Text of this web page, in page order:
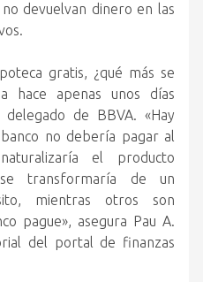
devuelvan dinero en las
gratis, ¿qué más se
hace apenas unos días
de BBVA. «Hay
no debería pagar al
el producto
transformaría de un
mientras otros son
pague», asegura Pau A.
del portal de finanzas